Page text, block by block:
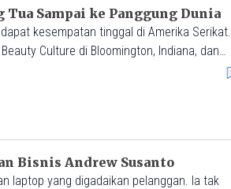
Sampai ke Panggung Dunia
kesempatan tinggal di Amerika Serikat.
Culture di Bloomington, Indiana, dan
hingga ilmu herbalis tradisional.
Bisnis Andrew Susanto
laptop yang digadaikan pelanggan. Ia tak